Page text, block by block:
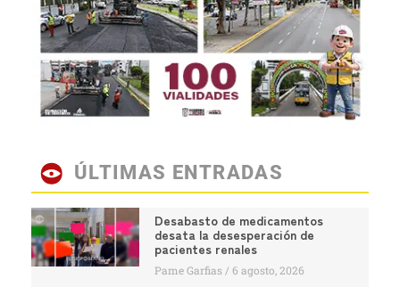
ÚLTIMAS ENTRADAS
Desabasto de medicamentos
desata la desesperación de
pacientes renales
Pame Garfias 6 agosto, 2026